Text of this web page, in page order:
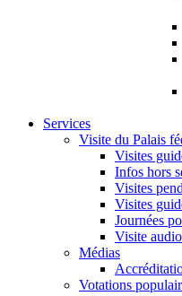
Services
Visite du Palais
Visites
Infos hors
Visites
Visites
Journées
Visite
Médias
Votations